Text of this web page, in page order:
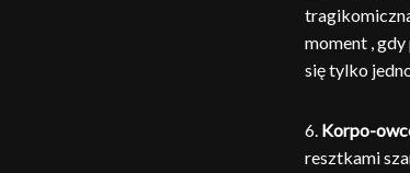
moment ,
się tylko
6. Korpo-
resztkami